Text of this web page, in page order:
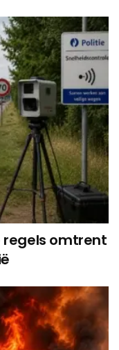
regels omtrent